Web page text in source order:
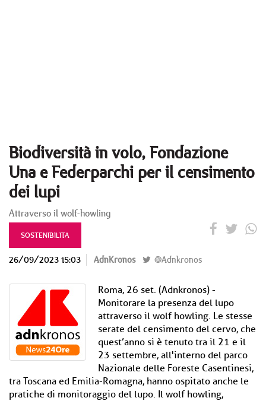
Biodiversità in volo, Fondazione
Una e Federparchi per il censimento
dei lupi
Attraverso il wolf-howling
SOSTENIBILITA
26/09/2023 15:03 AdnKronos @Adnkronos
Roma, 26 set. (Adnkronos) -
Monitorare la presenza del lupo
attraverso il wolf howling. Le stesse
serate del censimento del cervo, che
quest’anno si è tenuto tra il 21 e il
23 settembre, all'interno del parco
Nazionale delle Foreste Casentinesi,
tra Toscana ed Emilia-Romagna, hanno ospitato anche le
pratiche di monitoraggio del lupo. Il wolf howling,